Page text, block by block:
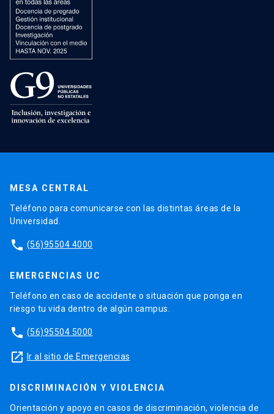
MESA CENTRAL
Teléfono para comunicarse con las distintas áreas de la
Universidad.
phone (56)95504 4000
EMERGENCIAS UC
Teléfono en caso de accidente o situación que ponga en
riesgo tu vida dentro de algún campus.
phone (56)95504 5000
launch Ir al sitio de Emergencias
DISCRIMINACIÓN Y VIOLENCIA
Orientación y apoyo en casos de discriminación, violencia de